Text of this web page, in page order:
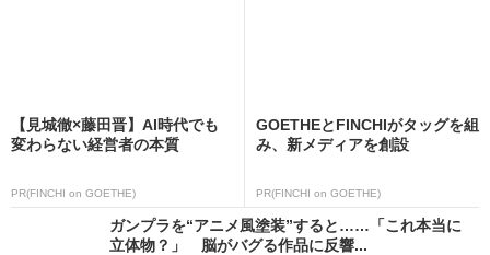
【見城徹×藤田晋】AI時代でも
変わらない経営者の本質
PR(FINCHI on GOETHE)
GOETHEとFINCHIがタッグを組
み、新メディアを創設
PR(FINCHI on GOETHE)
ガンプラを“アニメ風塗装”すると……「これ本当に
立体物？」 脳がバグる作品に反響...